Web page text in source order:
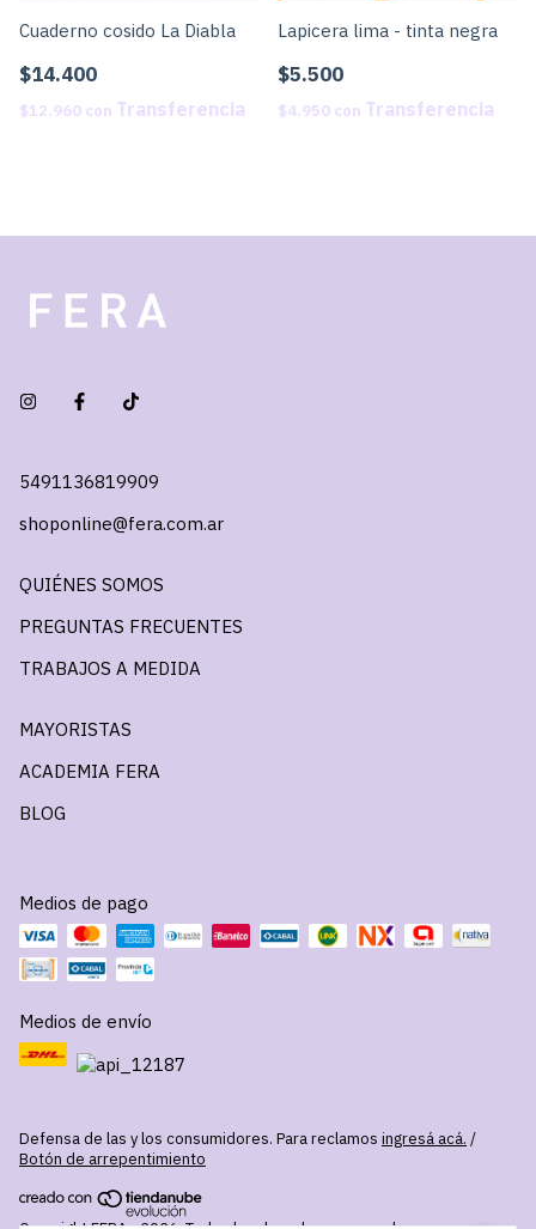
Cuaderno cosido La Diabla
$14.400
$12.960 con
Lapicera lima - tinta negra
$5.500
$4.950 con
5491136819909
shoponline@fera.com.ar
QUIÉNES SOMOS
PREGUNTAS FRECUENTES
TRABAJOS A MEDIDA
MAYORISTAS
ACADEMIA FERA
BLOG
Medios de pago
Medios de envío
Defensa de las y los consumidores. Para reclamos ingresá acá. /
Botón de arrepentimiento